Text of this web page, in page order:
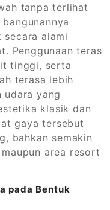
tanpa terlihat
secara alami
Penggunaan teras
tinggi, serta
terasa lebih
udara yang
klasik dan
gaya tersebut
bahkan semakin
area resort
pada Bentuk